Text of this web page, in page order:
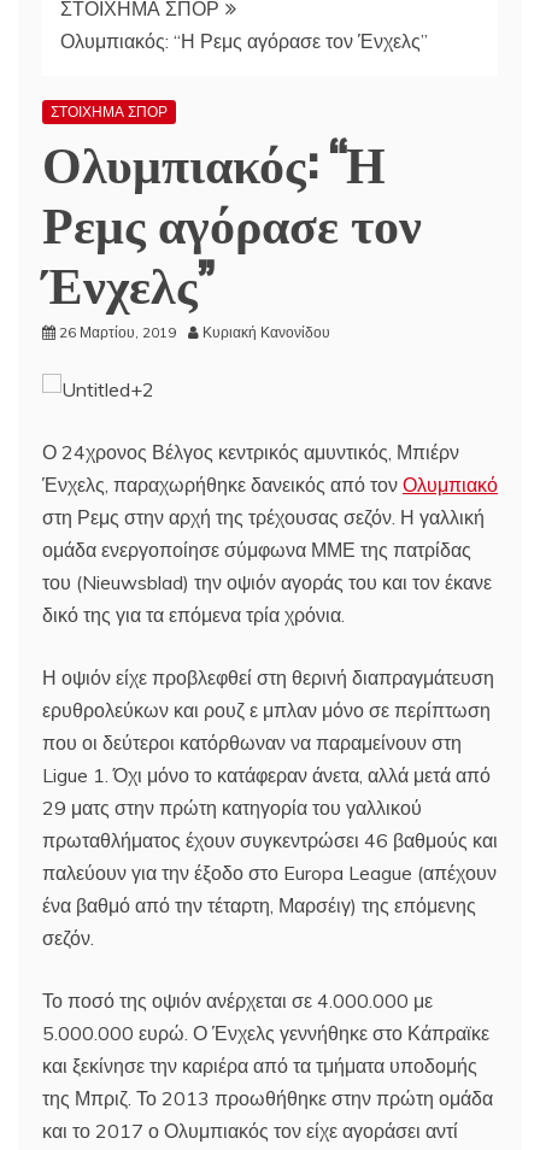
ΣΤΟΙΧΗΜΑ ΣΠΟΡ
Ολυμπιακός: “Η Ρεμς αγόρασε τον Ένχελς”
ΣΤΟΙΧΗΜΑ ΣΠΟΡ
Ολυμπιακός: “Η
Ρεμς αγόρασε τον
Ένχελς”
26 Μαρτίου, 2019 Κυριακή Κανονίδου
Ο 24χρονος Βέλγος κεντρικός αμυντικός, Μπιέρν
Ένχελς, παραχωρήθηκε δανεικός από τον Ολυμπιακό
στη Ρεμς στην αρχή της τρέχουσας σεζόν. Η γαλλική
ομάδα ενεργοποίησε σύμφωνα ΜΜΕ της πατρίδας
του (Nieuwsblad) την οψιόν αγοράς του και τον έκανε
δικό της για τα επόμενα τρία χρόνια.
Η οψιόν είχε προβλεφθεί στη θερινή διαπραγμάτευση
ερυθρολεύκων και ρουζ ε μπλαν μόνο σε περίπτωση
που οι δεύτεροι κατόρθωναν να παραμείνουν στη
Ligue 1. Όχι μόνο το κατάφεραν άνετα, αλλά μετά από
29 ματς στην πρώτη κατηγορία του γαλλικού
πρωταθλήματος έχουν συγκεντρώσει 46 βαθμούς και
παλεύουν για την έξοδο στο Europa League (απέχουν
ένα βαθμό από την τέταρτη, Μαρσέιγ) της επόμενης
σεζόν.
Το ποσό της οψιόν ανέρχεται σε 4.000.000 με
5.000.000 ευρώ. Ο Ένχελς γεννήθηκε στο Κάπραϊκε
και ξεκίνησε την καριέρα από τα τμήματα υποδομής
της Μπριζ. Το 2013 προωθήθηκε στην πρώτη ομάδα
και το 2017 ο Ολυμπιακός τον είχε αγοράσει αντί